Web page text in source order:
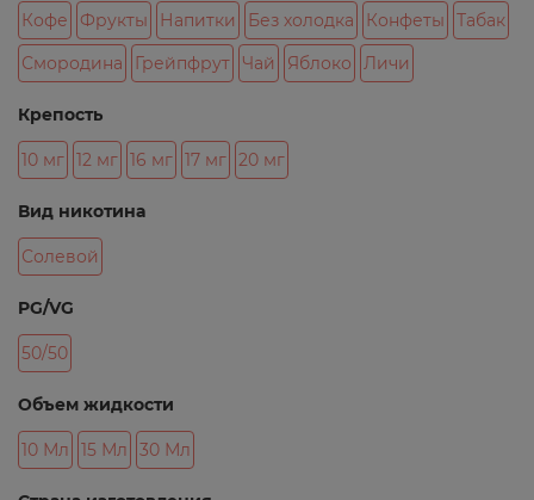
Кофе
Фрукты Напитки Без холодка Конфеты
Табак
Смородина
Грейпфрут Чай Яблоко Личи
Крепость
10 мг 12 мг 16 мг 17 мг 20 мг
Вид никотина
Солевой
PG/VG
50/50
Объем жидкости
10 Мл 15 Мл 30 Мл